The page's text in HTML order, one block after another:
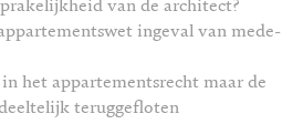
van de architect?
ingeval van mede-
het appartementsrecht maar de
teruggefloten